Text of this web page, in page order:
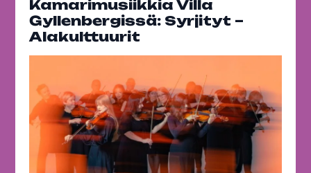
Kamarimusiikkia Villa
Gyllenbergissä: Syrjityt –
Alakulttuurit